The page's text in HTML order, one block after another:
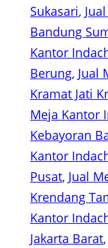
Sukasari,
Bandung
Kantor
Berung, Jual
Kramat Jati
Meja Kantor
Kebayoran
Kantor
Pusat, Jual
Krendang
Kantor
Jakarta Barat,